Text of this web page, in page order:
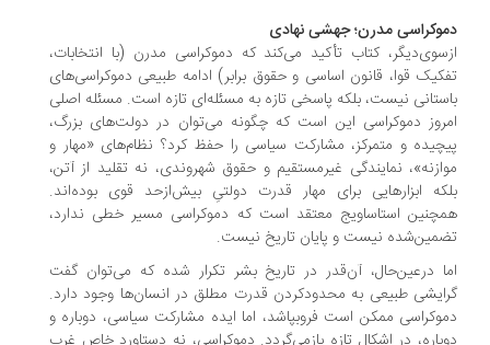
مدرن؛ جهشی نهادی
کتاب تأکید می‌کند که دموکراسی مدرن (با انتخابات،
قوا، قانون اساسی و حقوق برابر) ادامه طبیعی دموکراسی‌های
نیست، بلکه پاسخی تازه به مسئله‌ای تازه است. مسئله اصلی
دموکراسی این است که چگونه می‌توان در دولت‌های بزرگ،
و متمرکز، مشارکت سیاسی را حفظ کرد؟ نظام‌های «مهار و
نمایندگی غیرمستقیم و حقوق شهروندی، نه تقلید از آتن،
ابزارهایی برای مهار قدرت دولتیِ بیش‌ازحد قوی بوده‌اند.
استاساویج معتقد است که دموکراسی مسیر خطی ندارد،
نیست و پایان تاریخ نیست.
درعین‌حال، آن‌قدر در تاریخ بشر تکرار شده که می‌توان گفت
طبیعی به محدودکردن قدرت مطلق در انسان‌ها وجود دارد.
ممکن است فروبپاشد، اما ایده مشارکت سیاسی، دوباره و